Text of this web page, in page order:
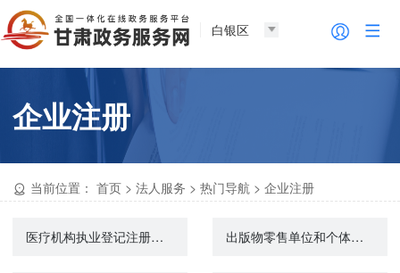
白银区
企业注册
当前位置： 首页 >法人服务 >热门导航 >企业注册
医疗机构执业登记注册（注销） 出版物零售单位和个体工商户设立审批